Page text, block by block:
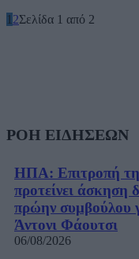
1 2Σελίδα 1 από 2
ΡΟΗ ΕΙΔΗΣΕΩΝ
ΗΠΑ: Επιτροπή
προτείνει άσκηση
πρώην συμβούλου
Άντονι Φάουτσι
06/08/2026